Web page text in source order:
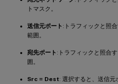
トマスク。
送信元ポート :トラフィックと照
範囲。
宛先ポート :トラフィックと照合
囲。
Src = Dest: 選択すると、送信元